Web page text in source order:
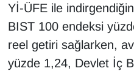
Yİ-ÜFE ile
BIST 100 endeksi
reel getiri sağlarken,
yüzde 1,24, Devlet İç
MAGAZİN
MEDYA